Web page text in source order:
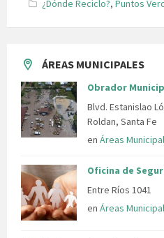
¿Dónde Reciclo?, Puntos
ÁREAS MUNICIPALES
Obrador
Blvd. Estanislao
Roldan, Santa Fe
en Áreas
Oficina de
Entre Ríos 1041
en Áreas